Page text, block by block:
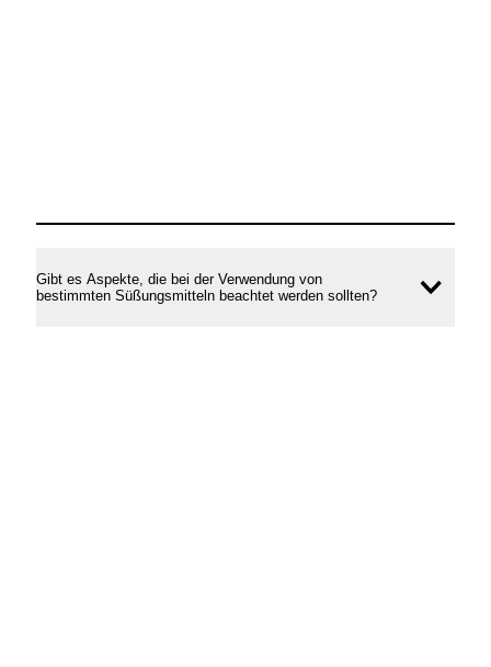
Gibt es Aspekte, die bei der Verwendung von
bestimmten Süßungsmitteln beachtet werden sollten?